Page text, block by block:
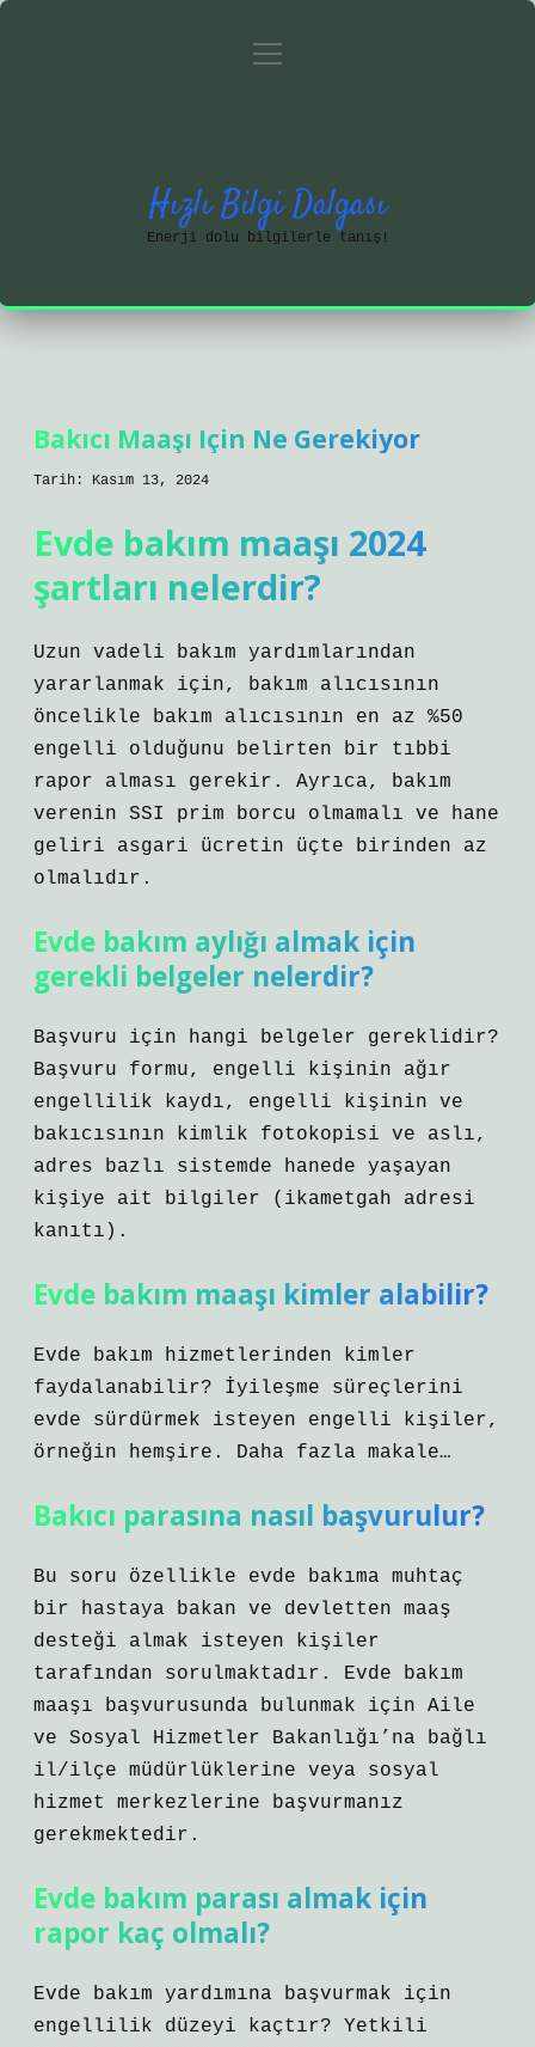
Gizlilik Politikası
menüyü
Hızlı Bilgi Dalgası
Enerji dolu bilgilerle tanış!
Bakıcı Maaşı Için Ne Gerekiyor
Tarih: Kasım 13, 2024
Evde bakım maaşı 2024
şartları nelerdir?
Uzun vadeli bakım yardımlarından
yararlanmak için, bakım alıcısının
öncelikle bakım alıcısının en az %50
engelli olduğunu belirten bir tıbbi
rapor alması gerekir. Ayrıca, bakım
verenin SSI prim borcu olmamalı ve hane
geliri asgari ücretin üçte birinden az
olmalıdır.
Evde bakım aylığı almak için
gerekli belgeler nelerdir?
Başvuru için hangi belgeler gereklidir?
Başvuru formu, engelli kişinin ağır
engellilik kaydı, engelli kişinin ve
bakıcısının kimlik fotokopisi ve aslı,
adres bazlı sistemde hanede yaşayan
kişiye ait bilgiler (ikametgah adresi
kanıtı).
Evde bakım maaşı kimler alabilir?
Evde bakım hizmetlerinden kimler
faydalanabilir? İyileşme süreçlerini
evde sürdürmek isteyen engelli kişiler,
örneğin hemşire. Daha fazla makale…
Bakıcı parasına nasıl başvurulur?
Bu soru özellikle evde bakıma muhtaç
bir hastaya bakan ve devletten maaş
desteği almak isteyen kişiler
tarafından sorulmaktadır. Evde bakım
maaşı başvurusunda bulunmak için Aile
ve Sosyal Hizmetler Bakanlığı’na bağlı
il/ilçe müdürlüklerine veya sosyal
hizmet merkezlerine başvurmanız
gerekmektedir.
Evde bakım parası almak için
rapor kaç olmalı?
Evde bakım yardımına başvurmak için
engellilik düzeyi kaçtır? Yetkili